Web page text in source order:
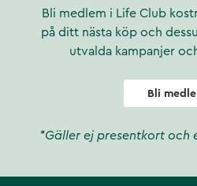
Bli medlem i Life Club
på ditt nästa köp och
utvalda kampanjer
Bli
*Gäller ej presentkort och